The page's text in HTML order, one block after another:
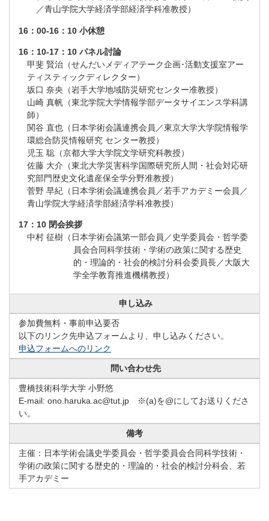
／青山学院大学経済学部経済学科准教授）
16：00-16：10 小休憩
16：10-17：10 パネル討論
甲斐 賢治（せんだいメディアテーク企画･活動支援室アー
ティスティックディレクター）
坂口 奈央（岩手大学地域防災研究センター准教授）
山崎 真帆（東北学院大学情報学部データサイエンス学科講
師）
関谷 直也（日本学術会議連携会員／東京大学大学院情報学
環総合防災情報研究 センター教授）
児玉 聡（京都大学大学院文学研究科教授）
佐藤 大介（東北大学災害科学国際研究所人間・社会対応研
究部門歴史文化遺産保全学分野准教授）
菅野 早紀（日本学術会議連携会員／若手アカデミー会員／
青山学院大学経済学部経済学科准教授）
17：10 閉会挨拶
中村 征樹（日本学術会議第一部会員／史学委員会・哲学委
員会合同科学技術・学術の政策に関する歴史
的・理論的・社会的検討分科会委員長／大阪大
学全学教育推進機構教授）
申し込み
参加費無料・事前申込要否
以下のリンク先申込フォームより、申し込みください。
申込フォームへのリンク
問い合わせ先
豊橋技術科学大学 小野悠
E-mail: ono.haruka.ac@tut.jp ※(a)を@にしてお送りくださ
い。
備考
主催：日本学術会議史学委員会・哲学委員会合同科学技術・
学術の政策に関する歴史的・理論的・社会的検討分科会、若
手アカデミー